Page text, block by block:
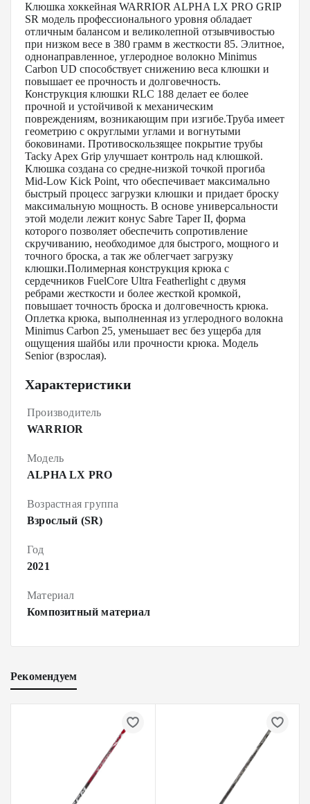
Клюшка хоккейная WARRIOR ALPHA LX PRO GRIP
SR модель профессионального уровня обладает
отличным балансом и великолепной отзывчивостью
при низком весе в 380 грамм в жесткости 85. Элитное,
однонаправленное, углеродное волокно Minimus
Carbon UD способствует снижению веса клюшки и
повышает ее прочность и долговечность.
Конструкция клюшки RLC 188 делает ее более
прочной и устойчивой к механическим
повреждениям, возникающим при изгибе.Труба имеет
геометрию с округлыми углами и вогнутыми
боковинами. Противоскользящее покрытие трубы
Tacky Apex Grip улучшает контроль над клюшкой.
Клюшка создана со средне-низкой точкой прогиба
Mid-Low Kick Point, что обеспечивает максимально
быстрый процесс загрузки клюшки и придает броску
максимальную мощность. В основе универсальности
этой модели лежит конус Sabre Taper II, форма
которого позволяет обеспечить сопротивление
скручиванию, необходимое для быстрого, мощного и
точного броска, а так же облегчает загрузку
клюшки.Полимерная конструкция крюка с
сердечников FuelCore Ultra Featherlight с двумя
ребрами жесткости и более жесткой кромкой,
повышает точность броска и долговечность крюка.
Оплетка крюка, выполненная из углеродного волокна
Minimus Carbon 25, уменьшает вес без ущерба для
ощущения шайбы или прочности крюка. Модель
Senior (взрослая).
Характеристики
Производитель
WARRIOR
Модель
ALPHA LX PRO
Возрастная группа
Взрослый (SR)
Год
2021
Материал
Композитный материал
Рекомендуем